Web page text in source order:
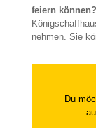
feiern können?
nehmen. Sie
Du